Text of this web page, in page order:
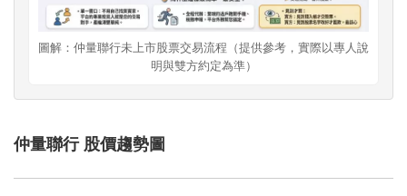
圖解：仲量聯行未上市股票交易流程（提供參考，實際以專人說
明與雙方約定為準）
仲量聯行 股價趨勢圖